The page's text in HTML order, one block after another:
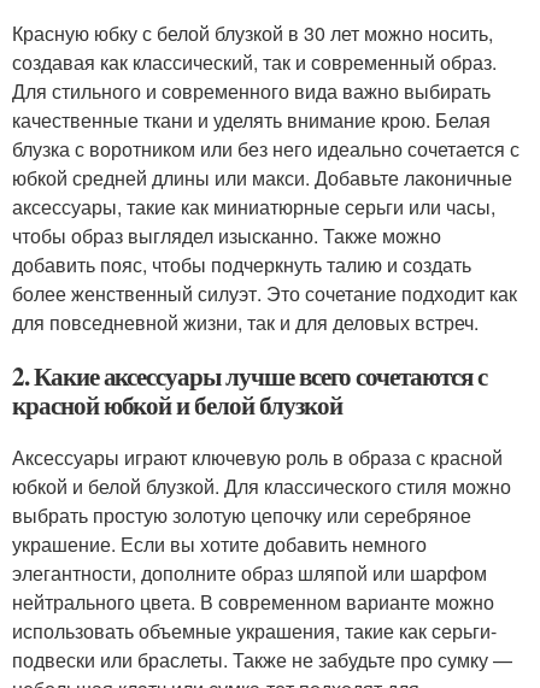
Красную юбку с белой блузкой в 30 лет можно носить,
создавая как классический, так и современный образ.
Для стильного и современного вида важно выбирать
качественные ткани и уделять внимание крою. Белая
блузка с воротником или без него идеально сочетается с
юбкой средней длины или макси. Добавьте лаконичные
аксессуары, такие как миниатюрные серьги или часы,
чтобы образ выглядел изысканно. Также можно
добавить пояс, чтобы подчеркнуть талию и создать
более женственный силуэт. Это сочетание подходит как
для повседневной жизни, так и для деловых встреч.
2. Какие аксессуары лучше всего сочетаются с
красной юбкой и белой блузкой
Аксессуары играют ключевую роль в образа с красной
юбкой и белой блузкой. Для классического стиля можно
выбрать простую золотую цепочку или серебряное
украшение. Если вы хотите добавить немного
элегантности, дополните образ шляпой или шарфом
нейтрального цвета. В современном варианте можно
использовать объемные украшения, такие как серьги-
подвески или браслеты. Также не забудьте про сумку —